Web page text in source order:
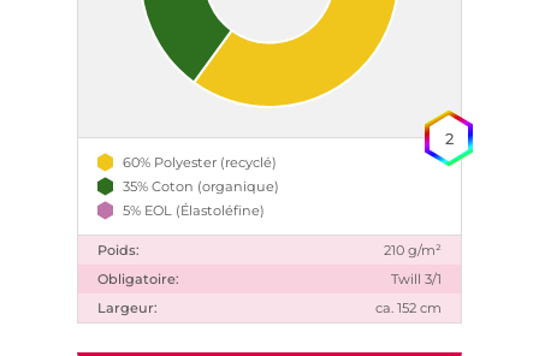
60% Polyester (recyclé)
35% Coton (organique)
5% EOL (Élastoléfine)
Poids:
210 g/m²
Obligatoire:
Twill 3/1
Largeur:
ca. 152 cm
2